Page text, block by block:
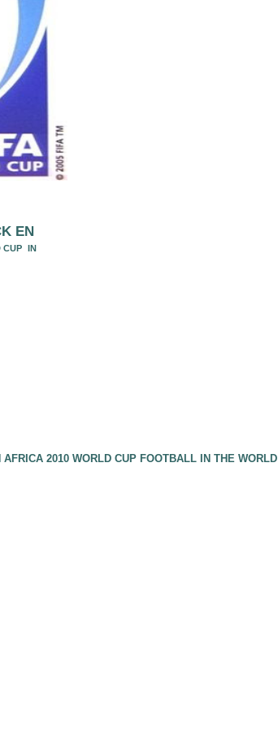
EN
CUP IN
2010 WORLD CUP FOOTBALL IN THE WORLD